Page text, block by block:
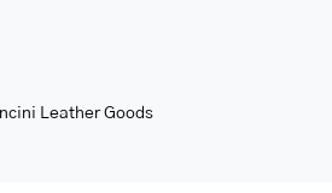
Leather Goods